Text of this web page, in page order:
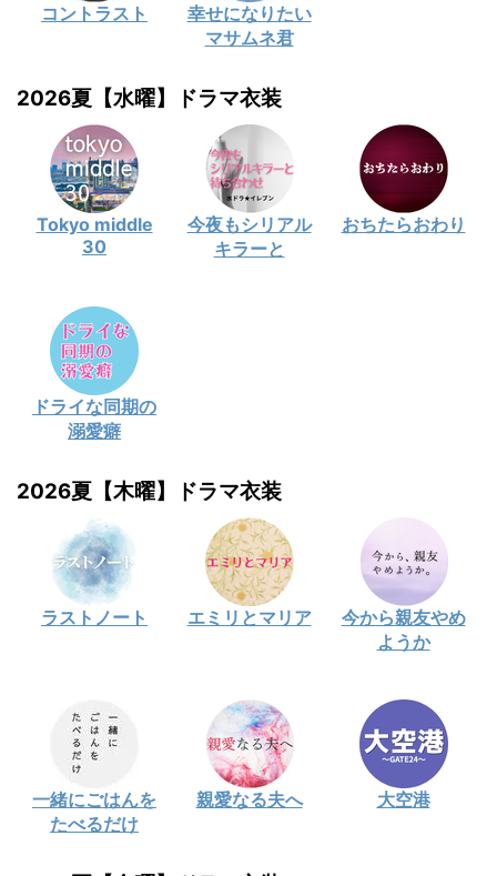
コントラスト
幸せになりたい
マサムネ君
2026夏【水曜】ドラマ衣装
Tokyo middle
30
今夜もシリアル
キラーと
おちたらおわり
ドライな同期の
溺愛癖
2026夏【木曜】ドラマ衣装
ラストノート エミリとマリア
今から親友やめ
ようか
一緒にごはんを
たべるだけ
親愛なる夫へ 大空港